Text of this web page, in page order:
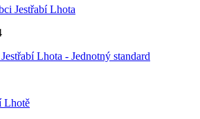
Jestřabí Lhota
Lhota - Jednotný standard
Lhotě